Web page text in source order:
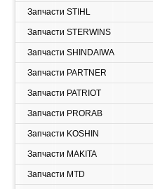
Запчасти STIHL
Запчасти STERWINS
Запчасти SHINDAIWA
Запчасти PARTNER
Запчасти PATRIOT
Запчасти PRORAB
Запчасти KOSHIN
Запчасти MAKITA
Запчасти MTD